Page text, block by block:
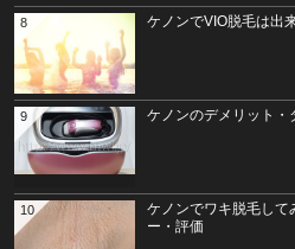
ケノンでVIO脱毛は出
8
ケノンのデメリット・
9
ケノンでワキ脱毛して
ー・評価
10